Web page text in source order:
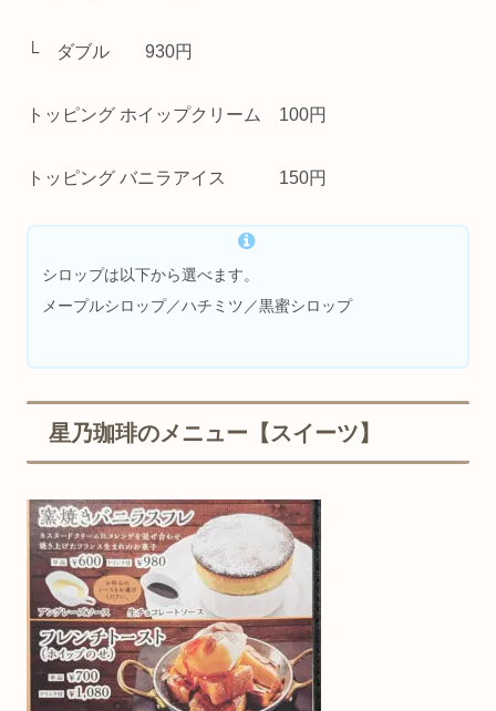
└ ダブル 930円
トッピング ホイップクリーム 100円
トッピング バニラアイス 150円
シロップは以下から選べます。
メープルシロップ／ハチミツ／黒蜜シロップ
星乃珈琲のメニュー【スイーツ】